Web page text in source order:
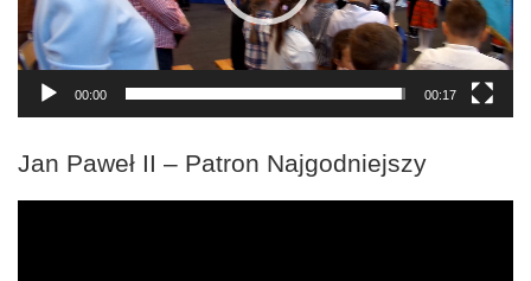
00:00 00:17
Jan Paweł II – Patron Najgodniejszy